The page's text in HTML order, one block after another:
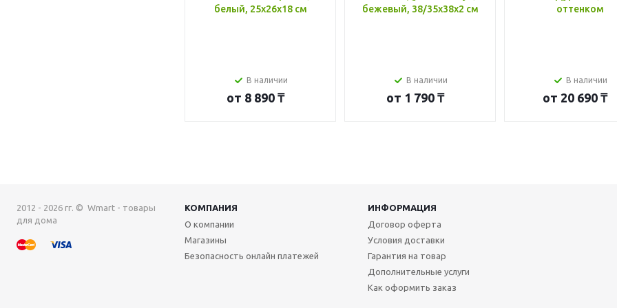
белый, 25x26x18 см
В наличии
от 8 890 ₸
бежевый, 38/35x38x2 см
В наличии
от 1 790 ₸
оттенком
В наличии
от 20 690 ₸
2012 - 2026 гг. © Wmart - товары
для дома
КОМПАНИЯ
ИНФОРМАЦИЯ
О компании
Магазины
Безопасность онлайн платежей
Договор оферта
Условия доставки
Гарантия на товар
Дополнительные услуги
Как оформить заказ